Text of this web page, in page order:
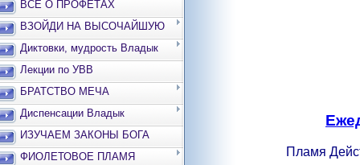
ВСЁ О ПРОФЕТАХ
ВЗОЙДИ НА ВЫСОЧАЙШУЮ
ВЕРШИНУ
Диктовки, мудрость Владык
Лекции по УВВ
БРАТСТВО МЕЧА
Диспенсации Владык
ИЗУЧАЕМ ЗАКОНЫ БОГА
ФИОЛЕТОВОЕ ПЛАМЯ
Пламя